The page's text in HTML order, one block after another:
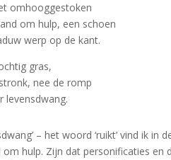
omhooggestoken
om hulp, een schoen
werp op de kant.
gras,
nee de romp
levensdwang.
– het woord ‘ruikt’ vind ik
hulp. Zijn dat personificaties